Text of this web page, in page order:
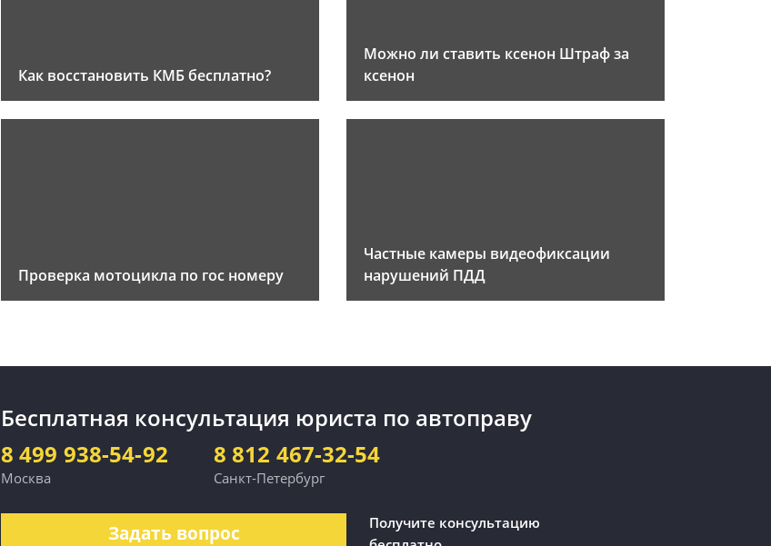
Как восстановить КМБ бесплатно?
Можно ли ставить ксенон Штраф за
ксенон
Проверка мотоцикла по гос номеру
Частные камеры видеофиксации
нарушений ПДД
Бесплатная консультация юриста по автоправу
8 499 938-54-92
Москва
8 812 467-32-54
Санкт-Петербург
Задать вопрос
Получите консультацию